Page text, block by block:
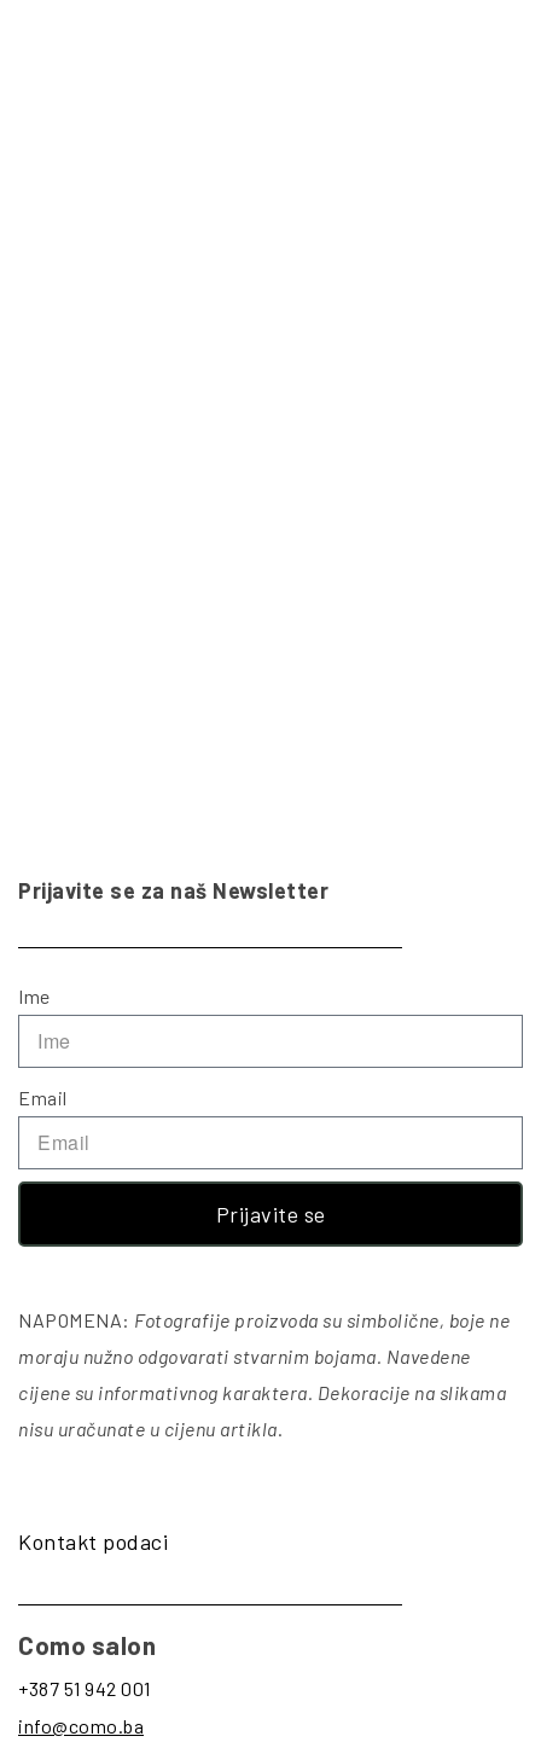
Prijavite se za naš Newsletter
Ime
Email
Prijavite se
NAPOMENA: Fotografije proizvoda su simbolične, boje ne
moraju nužno odgovarati stvarnim bojama. Navedene
cijene su informativnog karaktera. Dekoracije na slikama
nisu uračunate u cijenu artikla.
Kontakt podaci
Como salon
+387 51 942 001
info@como.ba